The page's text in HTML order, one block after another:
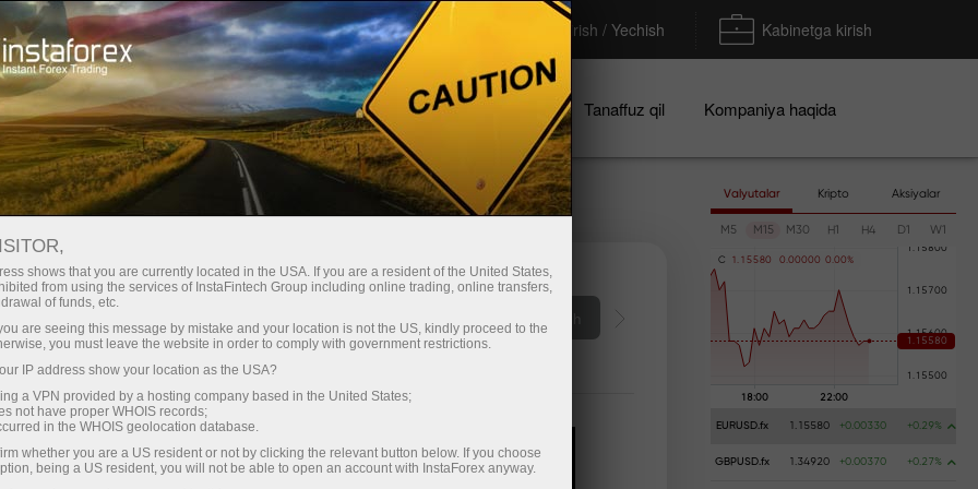
Hisob-varag'ini tez ochish Savdo platformasi To'ldirish / Yechish Kabinetga kirish
Endi ish
uchun
Investorlar uchun Hamkorlar uchun Promoaksiyalar Tanaffuz qil Kompaniya haqida
Пополнить счёт
Valyutalar Kripto Aksiyalar
M5 M15 M30 H1 H4 D1 W1
C 1 . 1 5580 0 .00000 0 .00%
EURUSD.fx 1.15580 +0.00330 +0.29%
GBPUSD.fx 1.34920 +0.00370 +0.27%
shows that you are currently located in the USA. If you are a resident of the United States,
from using the services of InstaFintech Group including online trading, online transfers,
of funds, etc.
are seeing this message by mistake and your location is not the US, kindly proceed to the
you must leave the website in order to comply with government restrictions.
IP address show your location as the USA?
a VPN provided by a hosting company based in the United States;
not have proper WHOIS records;
in the WHOIS geolocation database.
whether you are a US resident or not by clicking the relevant button below. If you choose
being a US resident, you will not be able to open an account with InstaForex anyway.